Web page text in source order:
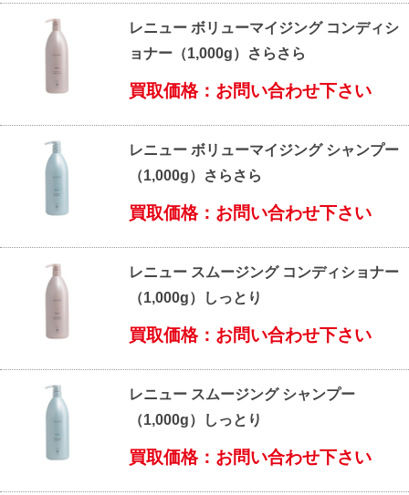
レニュー ボリューマイジング コンディシ
ョナー（1,000g）さらさら
買取価格：お問い合わせ下さい
レニュー ボリューマイジング シャンプー
（1,000g）さらさら
買取価格：お問い合わせ下さい
レニュー スムージング コンディショナー
（1,000g）しっとり
買取価格：お問い合わせ下さい
レニュー スムージング シャンプー
（1,000g）しっとり
買取価格：お問い合わせ下さい